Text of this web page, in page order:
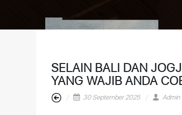
SELAIN BALI DAN
YANG WAJIB ANDA
30 September 2025 Admin